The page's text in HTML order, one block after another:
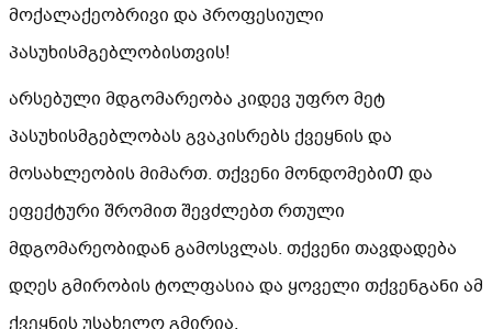
მოქალაქეობრივი და პროფესიული
პასუხისმგებლობისთვის!
არსებული მდგომარეობა კიდევ უფრო მეტ
პასუხისმგებლობას გვაკისრებს ქვეყნის და
მოსახლეობის მიმართ. თქვენი მონდომებიᲗ და
ეფექტური შრომით შევძლებთ რთული
მდგომარეობიდან გამოსვლას. თქვენი თავდადება
დღეს გმირობის ტოლფასია და ყოველი თქვენგანი ამ
ქვეყნის უსახელო გმირია.